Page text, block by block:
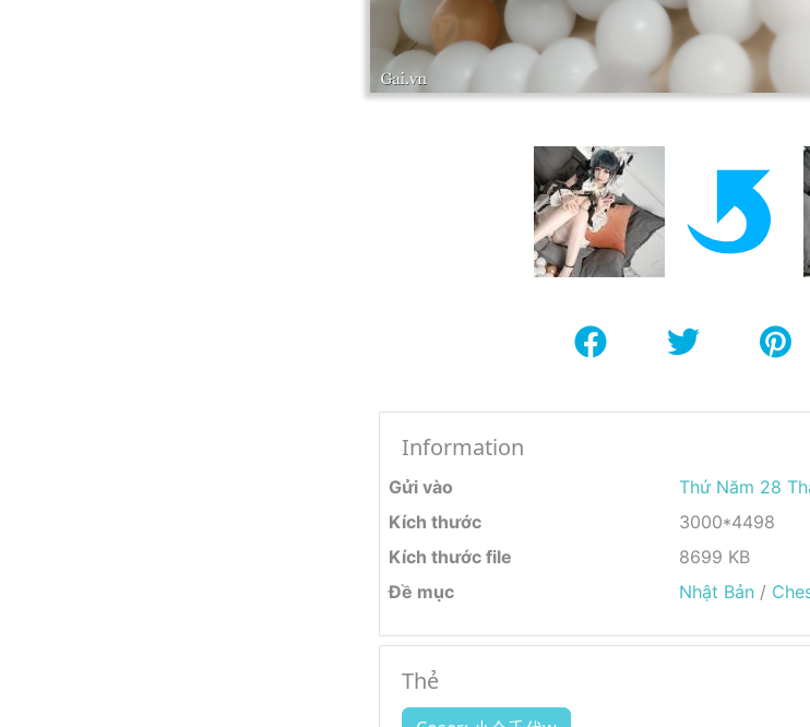
Information
Gửi vào
Thứ Năm 28
Kích thước
3000*4498
Kích thước file
8699 KB
Đề mục
Nhật Bản /
Thẻ